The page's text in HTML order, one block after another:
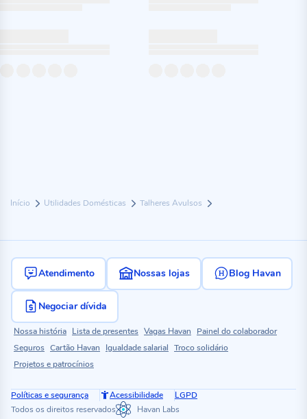
Início Utilidades Domésticas Talheres Avulsos
Atendimento Nossas lojas Blog Havan
Negociar dívida
Nossa história Lista de presentes Vagas Havan
Painel do colaborador
Seguros Cartão Havan Igualdade salarial Troco solidário
Projetos e patrocínios
Políticas e segurança Acessibilidade
LGPD
Todos os direitos reservados
Havan Labs